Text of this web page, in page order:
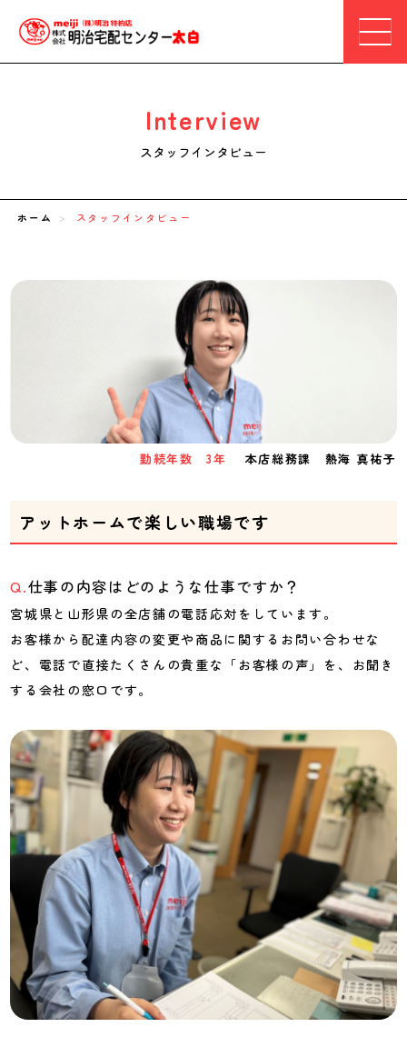
Interview
ホーム > スタッフインタビュー
勤続年数 3年 本店総務課 熱海 真祐子
アットホームで楽しい職場です
仕事の内容はどのような仕事ですか？
宮城県と山形県の全店舗の電話応対をしています。
お客様から配達内容の変更や商品に関するお問い合わせな
ど、電話で直接たくさんの貴重な「お客様の声」を、お聞き
する会社の窓口です。